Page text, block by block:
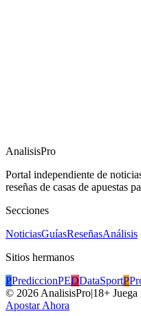
AnalisisPro
Portal independiente de
reseñas de casas de apuestas
Secciones
NoticiasGuíasReseñasAnálisis
Sitios hermanos
PPrediccionPEDDataSportP
© 2026AnalisisPro|18+ Juega
Apostar Ahora